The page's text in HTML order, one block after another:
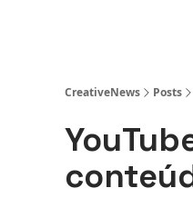
CreativeNews Posts